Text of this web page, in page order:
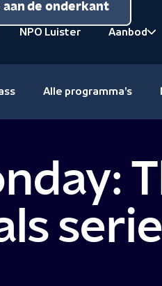
de onderkant
NPO Luister
Aanbod
Alle programma's
serie